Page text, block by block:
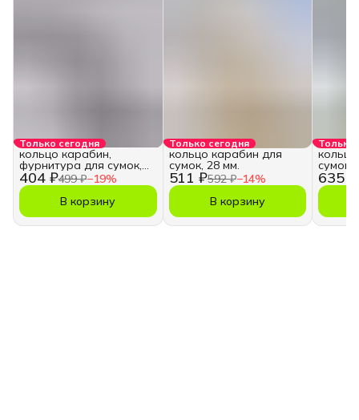
Только сегодня
404 ₽499 ₽−19%
кольцо карабин,
фурнитура для сумок,
28 мм.
В корзину
Только сегодня
511 ₽592 ₽−14%
кольцо карабин для
сумок, 28 мм.
В корзину
Только
635 ₽
сумок,